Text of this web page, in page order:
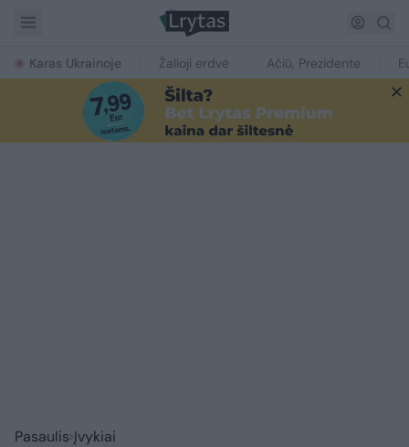
Karas Ukrainoje Žalioji erdvė Ačiū, Prezidente
Pasaulis Įvykiai